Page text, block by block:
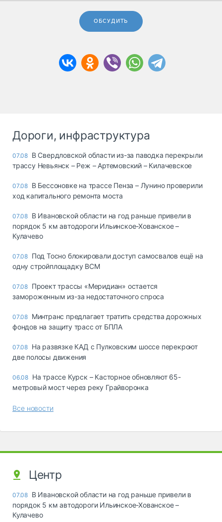
ОБСУДИТЬ
Дороги, инфраструктура
07.08 В Свердловской области из-за паводка перекрыли
трассу Невьянск – Реж – Артемовский – Килачевское
07.08 В Бессоновке на трассе Пенза – Лунино проверили
ход капитального ремонта моста
07.08 В Ивановской области на год раньше привели в
порядок 5 км автодороги Ильинское-Хованское –
Кулачево
07.08 Под Тосно блокировали доступ самосвалов ещё на
одну стройплощадку ВСМ
07.08 Проект трассы «Меридиан» остается
замороженным из-за недостаточного спроса
07.08 Минтранс предлагает тратить средства дорожных
фондов на защиту трасс от БПЛА
07.08 На развязке КАД с Пулковским шоссе перекроют
две полосы движения
06.08 На трассе Курск – Касторное обновляют 65-
метровый мост через реку Грайворонка
Все новости
Центр
07.08 В Ивановской области на год раньше привели в
порядок 5 км автодороги Ильинское-Хованское –
Кулачево